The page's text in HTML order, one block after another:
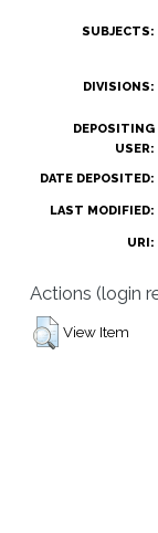
SUBJECTS:
DIVISIONS:
DEPOSITING
USER:
DATE DEPOSITED:
LAST MODIFIED:
URI:
Actions (login
View Item